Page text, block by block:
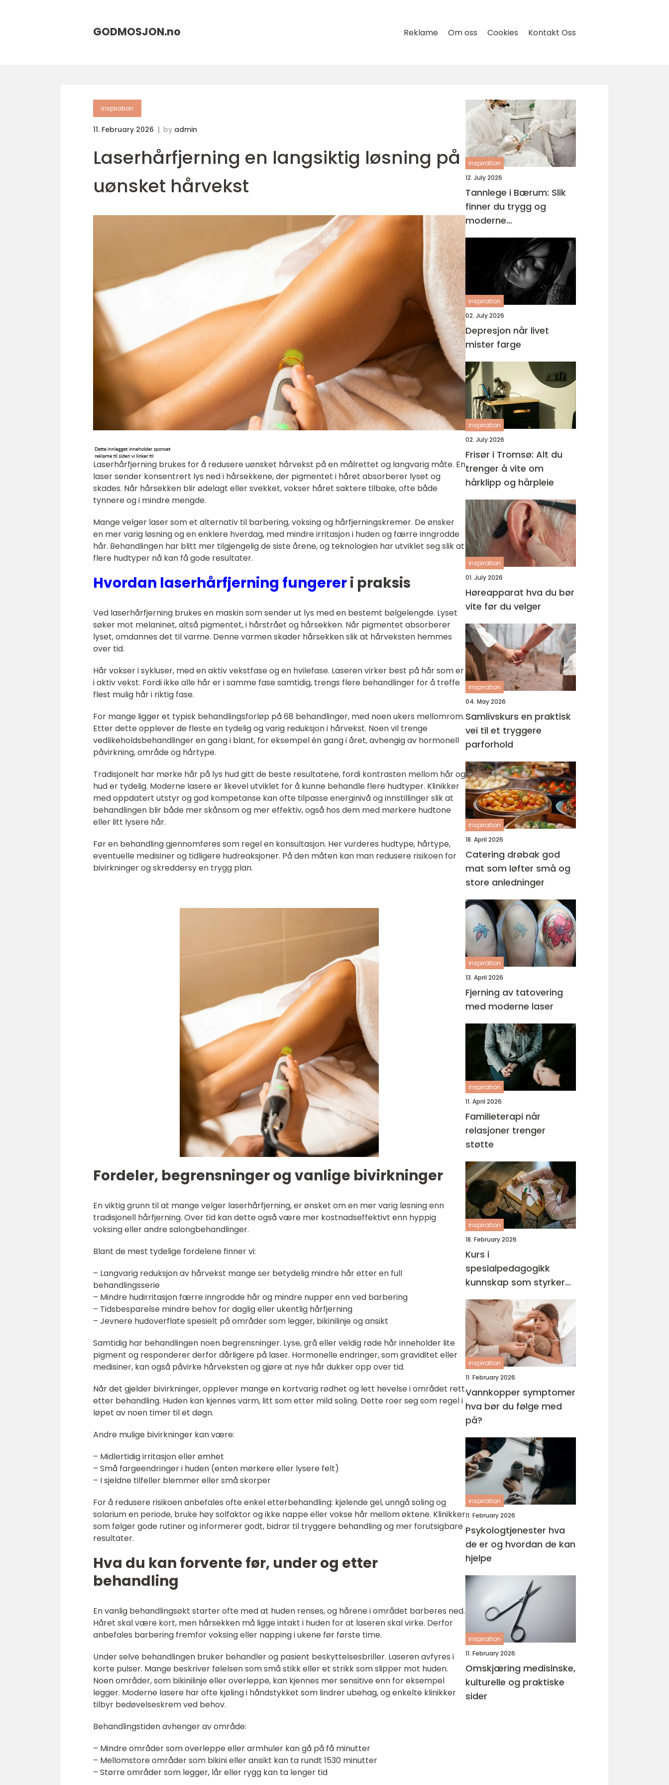
GODMOSJON.no Reklame Om oss Cookies Kontakt Oss
inspiration
11. February 2026 by admin
Laserhårfjerning en langsiktig løsning på
uønsket hårvekst
Laserhårfjerning brukes for å redusere uønsket hårvekst på en målrettet og langvarig måte. En
laser sender konsentrert lys ned i hårsekkene, der pigmentet i håret absorberer lyset og
skades. Når hårsekken blir ødelagt eller svekket, vokser håret saktere tilbake, ofte både
tynnere og i mindre mengde.
Mange velger laser som et alternativ til barbering, voksing og hårfjerningskremer. De ønsker
en mer varig løsning og en enklere hverdag, med mindre irritasjon i huden og færre inngrodde
hår. Behandlingen har blitt mer tilgjengelig de siste årene, og teknologien har utviklet seg slik at
flere hudtyper nå kan få gode resultater.
Hvordan laserhårfjerning fungereri praksis
Ved laserhårfjerning brukes en maskin som sender ut lys med en bestemt bølgelengde. Lyset
søker mot melaninet, altså pigmentet, i hårstrået og hårsekken. Når pigmentet absorberer
lyset, omdannes det til varme. Denne varmen skader hårsekken slik at hårveksten hemmes
over tid.
Hår vokser i sykluser, med en aktiv vekstfase og en hvilefase. Laseren virker best på hår som er
i aktiv vekst. Fordi ikke alle hår er i samme fase samtidig, trengs flere behandlinger for å treffe
flest mulig hår i riktig fase.
For mange ligger et typisk behandlingsforløp på 68 behandlinger, med noen ukers mellomrom.
Etter dette opplever de fleste en tydelig og varig reduksjon i hårvekst. Noen vil trenge
vedlikeholdsbehandlinger en gang i blant, for eksempel én gang i året, avhengig av hormonell
påvirkning, område og hårtype.
Tradisjonelt har mørke hår på lys hud gitt de beste resultatene, fordi kontrasten mellom hår og
hud er tydelig. Moderne lasere er likevel utviklet for å kunne behandle flere hudtyper. Klinikker
med oppdatert utstyr og god kompetanse kan ofte tilpasse energinivå og innstillinger slik at
behandlingen blir både mer skånsom og mer effektiv, også hos dem med mørkere hudtone
eller litt lysere hår.
Før en behandling gjennomføres som regel en konsultasjon. Her vurderes hudtype, hårtype,
eventuelle medisiner og tidligere hudreaksjoner. På den måten kan man redusere risikoen for
bivirkninger og skreddersy en trygg plan.
Fordeler, begrensninger og vanlige bivirkninger
En viktig grunn til at mange velger laserhårfjerning, er ønsket om en mer varig løsning enn
tradisjonell hårfjerning. Over tid kan dette også være mer kostnadseffektivt enn hyppig
voksing eller andre salongbehandlinger.
Blant de mest tydelige fordelene finner vi:
– Langvarig reduksjon av hårvekst mange ser betydelig mindre hår etter en full
behandlingsserie
– Mindre hudirritasjon færre inngrodde hår og mindre nupper enn ved barbering
– Tidsbesparelse mindre behov for daglig eller ukentlig hårfjerning
– Jevnere hudoverflate spesielt på områder som legger, bikinilinje og ansikt
Samtidig har behandlingen noen begrensninger. Lyse, grå eller veldig røde hår inneholder lite
pigment og responderer derfor dårligere på laser. Hormonelle endringer, som graviditet eller
medisiner, kan også påvirke hårveksten og gjøre at nye hår dukker opp over tid.
Når det gjelder bivirkninger, opplever mange en kortvarig rødhet og lett hevelse i området rett
etter behandling. Huden kan kjennes varm, litt som etter mild soling. Dette roer seg som regel i
løpet av noen timer til et døgn.
Andre mulige bivirkninger kan være:
– Midlertidig irritasjon eller ømhet
– Små fargeendringer i huden (enten mørkere eller lysere felt)
– I sjeldne tilfeller blemmer eller små skorper
For å redusere risikoen anbefales ofte enkel etterbehandling: kjølende gel, unngå soling og
solarium en periode, bruke høy solfaktor og ikke nappe eller vokse hår mellom øktene. Klinikker
som følger gode rutiner og informerer godt, bidrar til tryggere behandling og mer forutsigbare
resultater.
Hva du kan forvente før, under og etter
behandling
En vanlig behandlingsøkt starter ofte med at huden renses, og hårene i området barberes ned.
Håret skal være kort, men hårsekken må ligge intakt i huden for at laseren skal virke. Derfor
anbefales barbering fremfor voksing eller napping i ukene før første time.
Under selve behandlingen bruker behandler og pasient beskyttelsesbriller. Laseren avfyres i
korte pulser. Mange beskriver følelsen som små stikk eller et strikk som slipper mot huden.
Noen områder, som bikinilinje eller overleppe, kan kjennes mer sensitive enn for eksempel
legger. Moderne lasere har ofte kjøling i håndstykket som lindrer ubehag, og enkelte klinikker
tilbyr bedøvelseskrem ved behov.
Behandlingstiden avhenger av område:
– Mindre områder som overleppe eller armhuler kan gå på få minutter
– Mellomstore områder som bikini eller ansikt kan ta rundt 1530 minutter
– Større områder som legger, lår eller rygg kan ta lenger tid
inspiration
12. July 2026
Tannlege i Bærum: Slik
finner du trygg og
moderne
tannbehandling
inspiration
02. July 2026
Depresjon når livet
mister farge
inspiration
02. July 2026
Frisør i Tromsø: Alt du
trenger å vite om
hårklipp og hårpleie
inspiration
01. July 2026
Høreapparat hva du bør
vite før du velger
inspiration
04. May 2026
Samlivskurs en praktisk
vei til et tryggere
parforhold
inspiration
18. April 2026
Catering drøbak god
mat som løfter små og
store anledninger
inspiration
13. April 2026
Fjerning av tatovering
med moderne laser
inspiration
11. April 2026
Familieterapi når
relasjoner trenger
støtte
inspiration
18. February 2026
Kurs i
spesialpedagogikk
kunnskap som styrker
hverdagen med barn og
unge
inspiration
11. February 2026
Vannkopper symptomer
hva bør du følge med
på?
inspiration
11. February 2026
Psykologtjenester hva
de er og hvordan de kan
hjelpe
inspiration
11. February 2026
Omskjæring medisinske,
kulturelle og praktiske
sider